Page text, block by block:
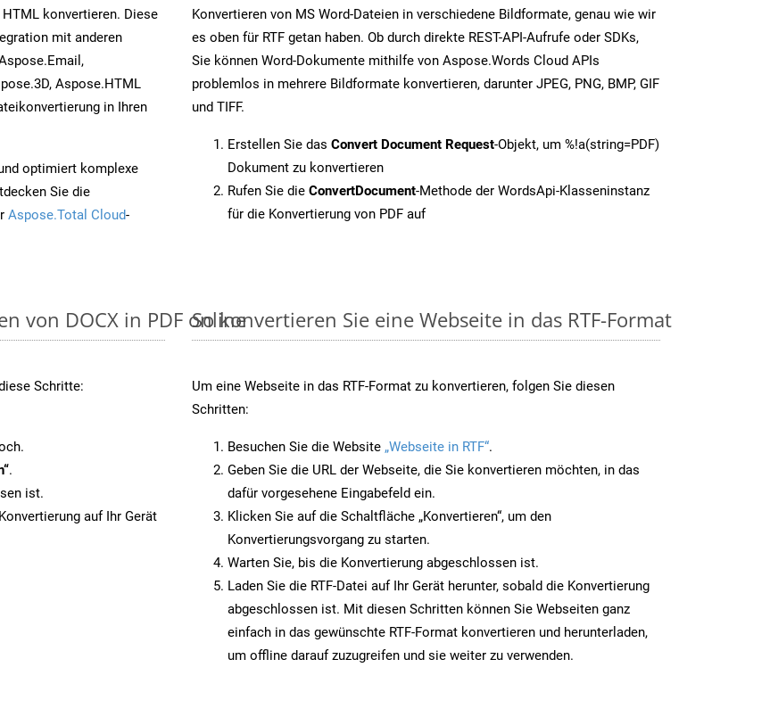
konvertieren. Diese
mit anderen
Aspose.HTML
in Ihren
optimiert komplexe
Sie die
Aspose.Total Cloud-
Konvertieren von MS Word-Dateien in verschiedene Bildformate, genau wie wir
es oben für RTF getan haben. Ob durch direkte REST-API-Aufrufe oder SDKs,
Sie können Word-Dokumente mithilfe von Aspose.Words Cloud APIs
problemlos in mehrere Bildformate konvertieren, darunter JPEG, PNG, BMP, GIF
und TIFF.
Erstellen Sie das Convert Document Request-Objekt, um %!a(string=PDF)
Dokument zu konvertieren
Rufen Sie die ConvertDocument-Methode der WordsApi-Klasseninstanz
für die Konvertierung von PDF auf
von DOCX in PDF online
Schritte:
.
ist.
auf Ihr Gerät
So konvertieren Sie eine Webseite in das RTF-Format
Um eine Webseite in das RTF-Format zu konvertieren, folgen Sie diesen
Schritten:
Besuchen Sie die Website „Webseite in RTF“.
Geben Sie die URL der Webseite, die Sie konvertieren möchten, in das
dafür vorgesehene Eingabefeld ein.
Klicken Sie auf die Schaltfläche „Konvertieren“, um den
Konvertierungsvorgang zu starten.
Warten Sie, bis die Konvertierung abgeschlossen ist.
Laden Sie die RTF-Datei auf Ihr Gerät herunter, sobald die Konvertierung
abgeschlossen ist. Mit diesen Schritten können Sie Webseiten ganz
einfach in das gewünschte RTF-Format konvertieren und herunterladen,
um offline darauf zuzugreifen und sie weiter zu verwenden.